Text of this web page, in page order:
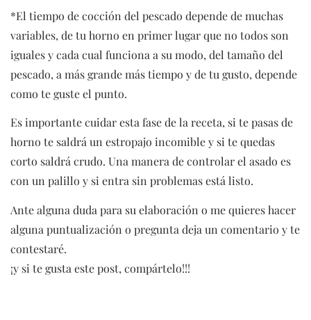
*El tiempo de cocción del pescado depende de muchas
variables, de tu horno en primer lugar que no todos son
iguales y cada cual funciona a su modo, del tamaño del
pescado, a más grande más tiempo y de tu gusto, depende
como te guste el punto.
Es importante cuidar esta fase de la receta, si te pasas de
horno te saldrá un estropajo incomible y si te quedas
corto saldrá crudo. Una manera de controlar el asado es
con un palillo y si entra sin problemas está listo.
Ante alguna duda para su elaboración o me quieres hacer
alguna puntualización o pregunta deja un comentario y te
contestaré.
¡y si te gusta este post, compártelo!!!